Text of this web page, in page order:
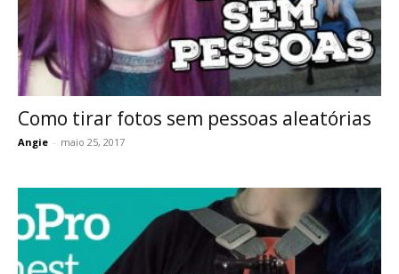
Como tirar fotos sem pessoas aleatórias
Angie - maio 25, 2017